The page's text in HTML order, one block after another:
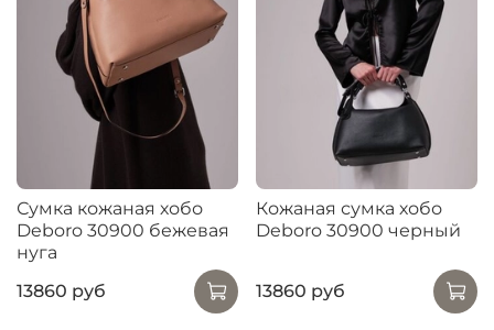
Сумка кожаная хобо
Deboro 30900 бежевая
нуга
13860 руб
Кожаная сумка хобо
Deboro 30900 черный
13860 руб